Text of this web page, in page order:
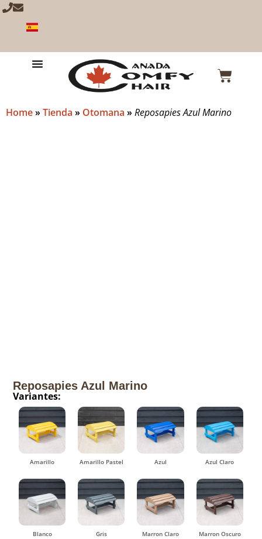
Home»Tienda » Otomana »Reposapies Azul Marino
Reposapies Azul Marino
Variantes:
Amarillo Amarillo Pastel Azul Azul Claro
Blanco Gris Marron Claro Marron Oscuro